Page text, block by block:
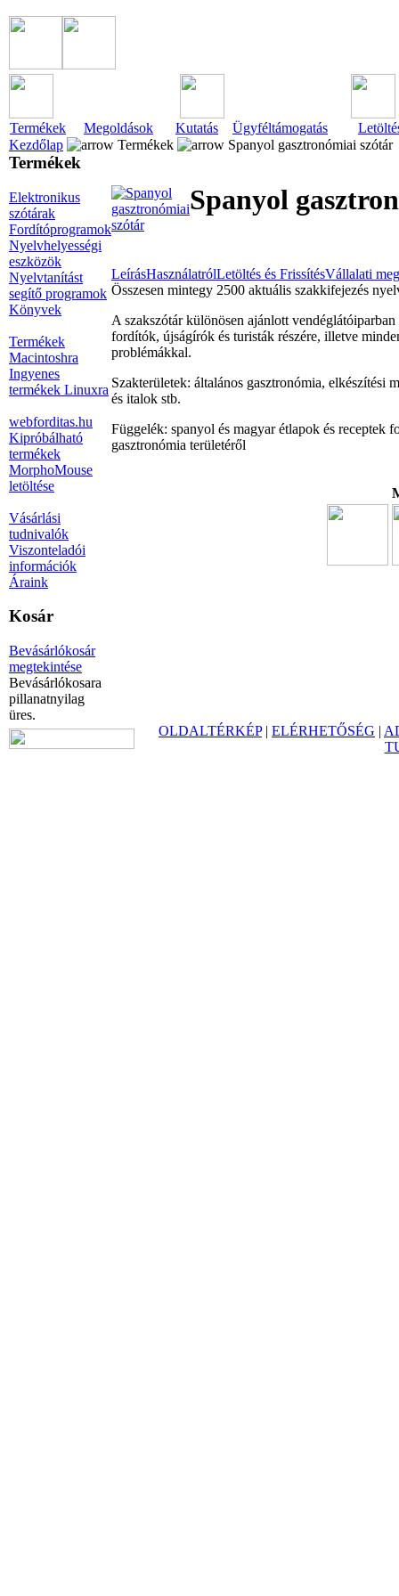
Termékek Megoldások Kutatás Ügyféltámogatás
Kezdőlap
Termékek Spanyol gasztronómiai szótár
Termékek
Elektronikus
szótárak
Fordítóprogramok
Nyelvhelyességi
eszközök
Nyelvtanítást
segítő programok
Könyvek
Termékek
Macintoshra
Ingyenes
termékek Linuxra
webforditas.hu
Kipróbálható
termékek
MorphoMouse
letöltése
Vásárlási
tudnivalók
Viszonteladói
információk
Áraink
Kosár
Bevásárlókosár
megtekintése
Bevásárlókosara
pillanatnyilag
üres.
Spanyol
LeírásHasználatrólLetöltés és FrissítésVállalati
Összesen mintegy 2500 aktuális szakkifejezés
A szakszótár különösen ajánlott
fordítók, újságírók és turisták részére, illetve
problémákkal.
Szakterületek: általános gasztronómia, elkészítési
és italok stb.
Függelék: spanyol és magyar étlapok és receptek
gasztronómia területéről
OLDALTÉRKÉP| ELÉRHETŐSÉG |